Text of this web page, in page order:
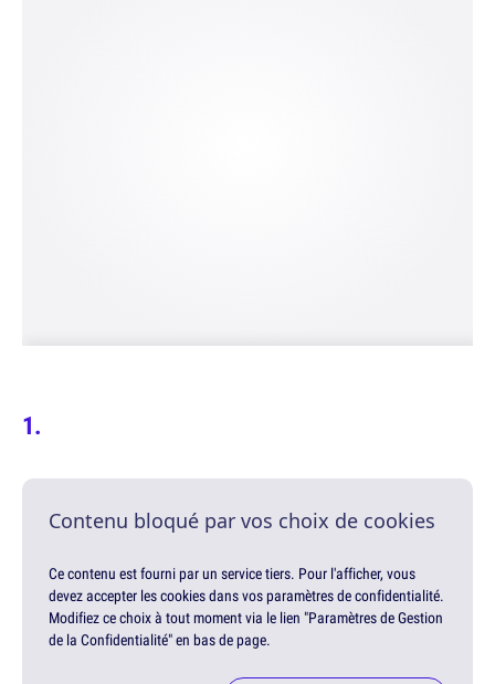
Contenu bloqué par vos choix de cookies
Ce contenu est fourni par un service tiers. Pour l'afficher, vous
devez accepter les cookies dans vos paramètres de confidentialité.
Modifiez ce choix à tout moment via le lien "Paramètres de Gestion
de la Confidentialité" en bas de page.